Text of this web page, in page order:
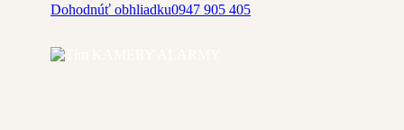
Dohodnúť obhliadku0947 905 405